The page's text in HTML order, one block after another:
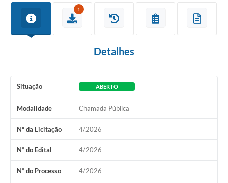
1
Detalhes
Situação ABERTO
Modalidade Chamada Pública
Nº da Licitação 4/2026
Nº do Edital 4/2026
Nº do Processo 4/2026